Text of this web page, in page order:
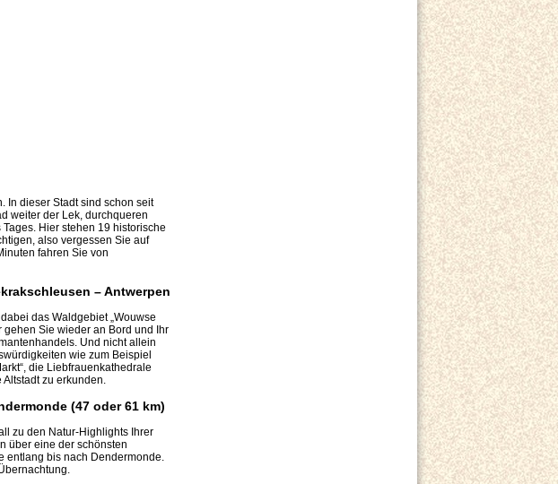
In dieser Stadt sind schon seit
weiter der Lek, durchqueren
Hier stehen 19 historische
also vergessen Sie auf
fahren Sie von
– Antwerpen
das Waldgebiet „Wouwse
Sie wieder an Bord und Ihr
Und nicht allein
wie zum Beispiel
die Liebfrauenkathedrale
zu erkunden.
(47 oder 61 km)
zu den Natur-Highlights Ihrer
über eine der schönsten
entlang bis nach Dendermonde.